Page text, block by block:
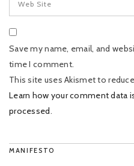
Save my name, email, and
time I comment.
This site uses Akismet to
Learn how your comment data
processed.
MANIFESTO